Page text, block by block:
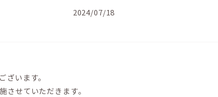
2024/07/18
います。
させていただきます。